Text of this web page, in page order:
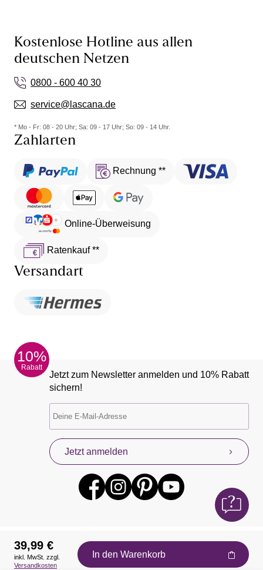
Kostenlose Hotline aus allen
deutschen Netzen
0800 - 600 40 30
service@lascana.de
* Mo - Fr: 08 - 20 Uhr; Sa: 09 - 17 Uhr; So: 09 - 14 Uhr.
Zahlarten
Rechnung **
Online-Überweisung
Ratenkauf **
Versandart
10%
Rabatt
Jetzt zum Newsletter anmelden und 10% Rabatt
sichern!
Jetzt anmelden
Auszeichnungen
39,99 €
inkl. MwSt. zzgl.
Versandkosten
In den Warenkorb